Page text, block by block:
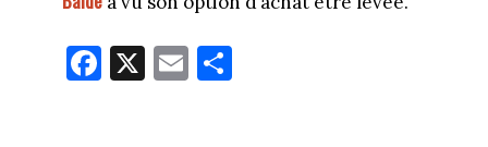
Fa
ce
X E
m
Pa
rt